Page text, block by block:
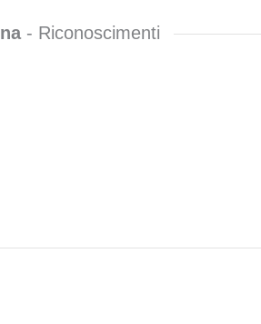
- Riconoscimenti